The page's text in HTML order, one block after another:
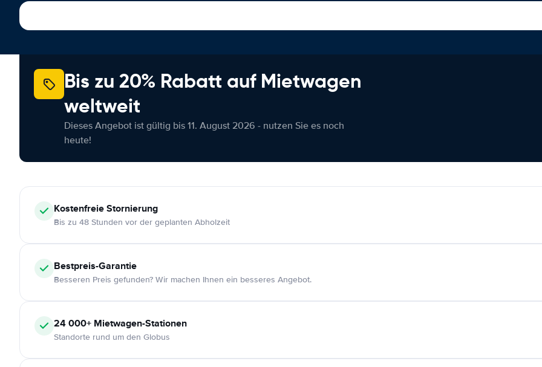
Bis zu 20% Rabatt auf Mietwagen
weltweit
Dieses Angebot ist gültig bis 11. August 2026 - nutzen Sie es noch
heute!
KostenfreieStornierung
Bis zu 48 Stunden vor der geplanten Abholzeit
Bestpreis-Garantie
Besseren Preis gefunden? Wir machen Ihnen ein besseres Angebot.
24 000+ Mietwagen-Stationen
Standorte rund um den Globus